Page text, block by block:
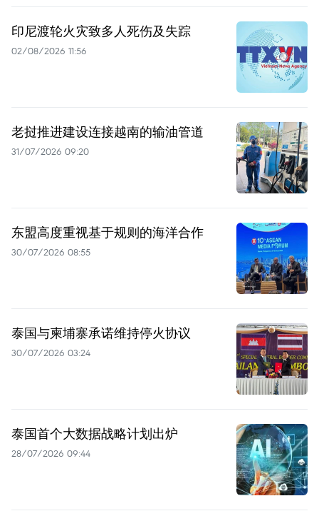
印尼渡轮火灾致多人死伤及失踪
02/08/2026 11:56
老挝推进建设连接越南的输油管道
31/07/2026 09:20
东盟高度重视基于规则的海洋合作
30/07/2026 08:55
泰国与柬埔寨承诺维持停火协议
30/07/2026 03:24
泰国首个大数据战略计划出炉
28/07/2026 09:44